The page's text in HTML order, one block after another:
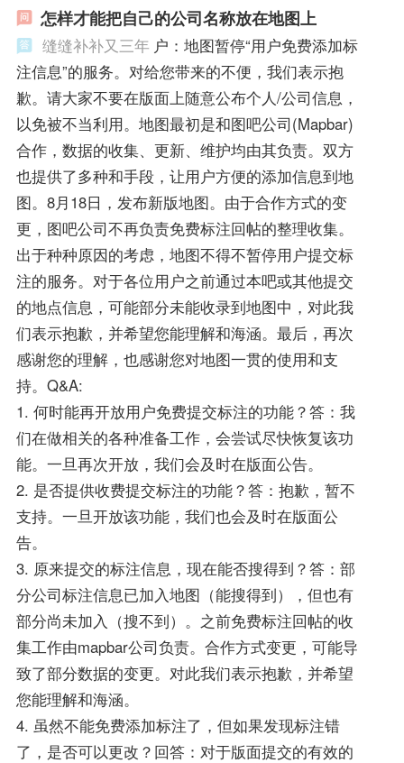
怎样才能把自己的公司名称放在地图上
缝缝补补又三年 户：地图暂停“用户免费添加标
注信息”的服务。对给您带来的不便，我们表示抱
歉。请大家不要在版面上随意公布个人/公司信息，
以免被不当利用。地图最初是和图吧公司(Mapbar)
合作，数据的收集、更新、维护均由其负责。双方
也提供了多种和手段，让用户方便的添加信息到地
图。8月18日，发布新版地图。由于合作方式的变
更，图吧公司不再负责免费标注回帖的整理收集。
出于种种原因的考虑，地图不得不暂停用户提交标
注的服务。对于各位用户之前通过本吧或其他提交
的地点信息，可能部分未能收录到地图中，对此我
们表示抱歉，并希望您能理解和海涵。最后，再次
感谢您的理解，也感谢您对地图一贯的使用和支
持。Q&A:
1. 何时能再开放用户免费提交标注的功能？答：我
们在做相关的各种准备工作，会尝试尽快恢复该功
能。一旦再次开放，我们会及时在版面公告。
2. 是否提供收费提交标注的功能？答：抱歉，暂不
支持。一旦开放该功能，我们也会及时在版面公
告。
3. 原来提交的标注信息，现在能否搜得到？答：部
分公司标注信息已加入地图（能搜得到），但也有
部分尚未加入（搜不到）。之前免费标注回帖的收
集工作由mapbar公司负责。合作方式变更，可能导
致了部分数据的变更。对此我们表示抱歉，并希望
您能理解和海涵。
4. 虽然不能免费添加标注了，但如果发现标注错
了，是否可以更改？回答：对于版面提交的有效的